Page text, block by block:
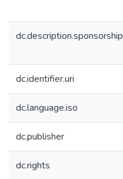
dc.description.sponsorship
dc.identifier.uri
dc.language.iso
dc.publisher
dc.rights